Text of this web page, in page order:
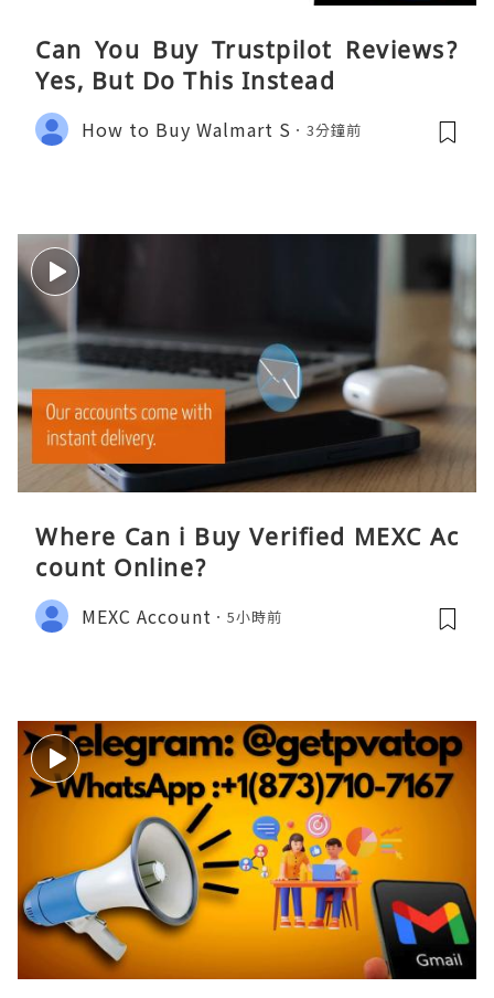
Can You Buy Trustpilot Reviews?
Yes, But Do This Instead
How to Buy Walmart S 3分鐘前
Where Can i Buy Verified MEXC Ac
count Online?
MEXC Account 5小時前